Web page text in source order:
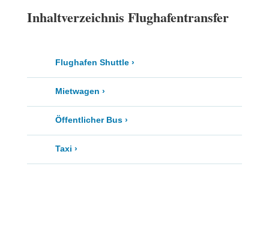
Inhaltverzeichnis Flughafentransfer
Flughafen Shuttle ›
Mietwagen ›
Öffentlicher Bus ›
Taxi ›